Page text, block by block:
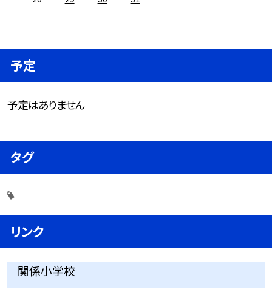
予定
予定はありません
タグ
リンク
関係小学校